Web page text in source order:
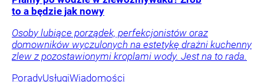
to a będzie jak nowy
Osoby lubiące porządek, perfekcjonistów oraz
domowników wyczulonych na estetykę drażni kuchenny
zlew z pozostawionymi kroplami wody. Jest na to rada.
PoradyUsługiWiadomości